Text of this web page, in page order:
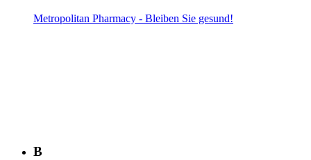
Metropolitan Pharmacy - Bleiben Sie gesund!
B